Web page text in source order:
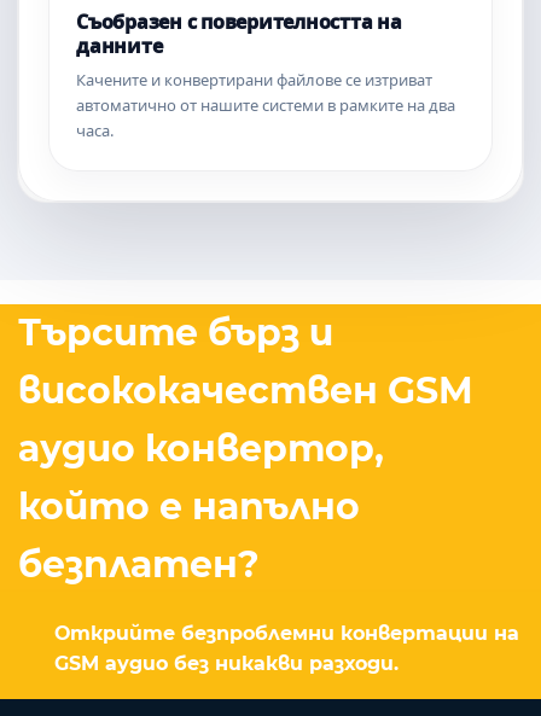
Съобразен с поверителността на
данните
Качените и конвертирани файлове се изтриват
автоматично от нашите системи в рамките на два
часа.
Търсите бърз и
висококачествен GSM
аудио конвертор,
който е напълно
безплатен?
Открийте безпроблемни конвертации на
GSM аудио без никакви разходи.